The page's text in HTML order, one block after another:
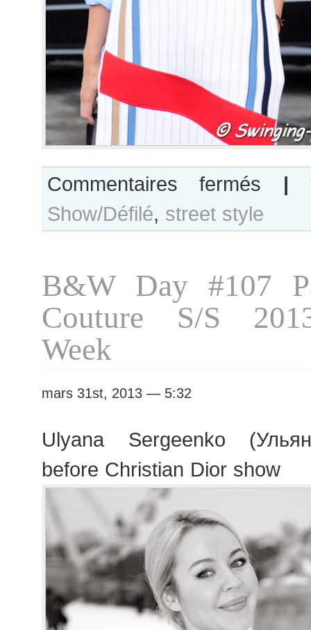
Commentaires fermés Miroslava
Duma
after
|
Show/Défilé, street style
B&W Day #107
Couture S/S
Week
mars 31st, 2013 — 5:32
Ulyana Sergeenko
before Christian Dior show